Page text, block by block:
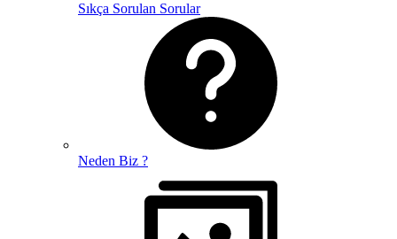
Sıkça Sorulan Sorular
Neden Biz ?